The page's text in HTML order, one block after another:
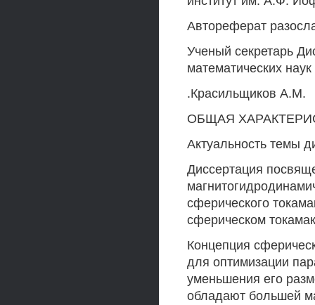
Автореферат
Ученый секретарь
математических наук
.Красильщиков A.M.
ОБЩАЯ
Актуальность темы
Диссертация
сферического
сферическом
Концепция
для оптимизации
уменьшения его
обладают большей